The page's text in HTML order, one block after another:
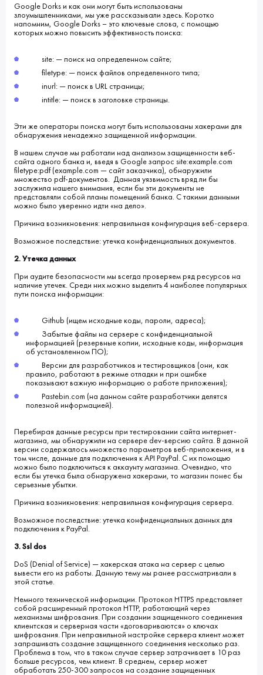
Google Dorks и как они могут быть использованы
злоумышленниками, мы уже рассказывали здесь. Коротко
напомним, Google Dorks – это ключевые слова, с помощью
которых можно повысить эффективность поиска:
site: — поиск на определенном сайте;
filetype: — поиск файлов определенного типа;
inurl: — поиск в URL страницы;
intitle: — поиск в заголовке страницы.
Эти же операторы поиска могут быть использованы хакерами для
обнаружения ненадежно защищенной информации.
В нашем случае мы работали над анализом защищенности веб-
сайта одного банка и, введя в Google запрос site:example.com
filetype:pdf (example.com — сайт заказчика), обнаружили
множество pdf-документов. Данная уязвимость вряд ли бы
заслужила нашего внимания, если бы эти документы не
представляли собой планы помещений банка. С такими данными
можно было уверенно идти «на дело».
Причина возникновения: неправильная конфигурация веб-сервера.
Возможное последствие: утечка конфиденциальных документов.
2. Утечка данных
При аудите безопасности мы всегда проверяем ряд ресурсов на
наличие утечек. Среди них можно выделить 4 наиболее популярных
пути поиска информации:
Github (ищем исходные коды, пароли, адреса);
Забытые файлы на сервере с конфиденциальной
информацией (резервные копии, исходные коды, информация
об установленном ПО);
Версии для разработчиков и тестировщиков (они, как
правило, работают в режиме отладки и при ошибке
показывают важную информацию о работе приложения);
Pastebin.com (на данном сайте разработчики делятся
полезной информацией).
Перебирая данные ресурсы при тестировании сайта интернет-
магазина, мы обнаружили на сервере dev-версию сайта. В данной
версии содержалось множество параметров веб-приложения, и в
том числе, данные для подключения к API PayPal. C их помощью
можно было подключиться к аккаунту магазина. Очевидно, что
если бы утечка была обнаружена хакерами, то магазин понес бы
серьезные убытки.
Причина возникновения: неправильная конфигурация сервера.
Возможное последствие: утечка конфиденциальных данных для
подключения к PayPal.
3. Ssl dos
DoS (Denial of Service) — хакерская атака на сервер с целью
вывести его из работы. Данную тему мы ранее рассматривали в
этой статье.
Немного технической информации. Протокол HTTPS представляет
собой расширенный протокол HTTP, работающий через
механизмы шифрования. При создании защищенного соединения
клиентская и серверная части «договариваются» о ключах
шифрования. При неправильной настройке сервера клиент может
запрашивать создание защищенного соединения несколько раз.
Проблема в том, что в таком случае сервер затрачивает в 10 раз
больше ресурсов, чем клиент. В среднем, сервер может
обработать 250-300 запросов на создание защищенных